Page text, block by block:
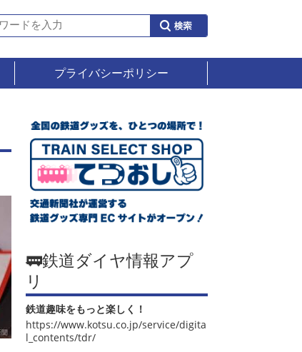
プライバシーポリシー
🚃鉄道ダイヤ情報アプ
リ
鉄道趣味をもっと楽しく！
https://www.kotsu.co.jp/service/digita
l_contents/tdr/